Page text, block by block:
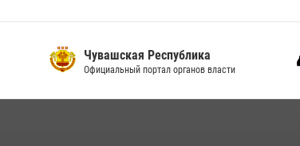
Чувашская Республика
Официальный портал органов власти